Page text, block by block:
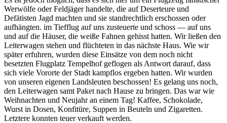
Werwölfe oder Feldjäger handelte, die auf Deserteure und
Defätisten Jagd machten und sie standrechtlich erschossen oder
aufhängten. im Tiefflug auf uns zusteuerte und schoss — auf uns
und auf die Häuser, die weiße Fahnen gehisst hatten. Wir ließen den
Leiterwagen stehen und flüchteten in das nächste Haus. Wie wir
später erfuhren, wurden diese Einsätze von dem noch nicht
besetzten Flugplatz Tempelhof geflogen als Antwort darauf, dass
sich viele Vororte der Stadt kampflos ergeben hatten. Wir wurden
von unseren eigenen Landsleuten beschossen! Es gelang uns noch,
den Leiterwagen samt Paket nach Hause zu bringen. Das war wie
Weihnachten und Neujahr an einem Tag! Kaffee, Schokolade,
Wurst in Dosen, Konfitüre, Suppen in Beuteln und Zigaretten.
Letztere konnten teuer verkauft werden.